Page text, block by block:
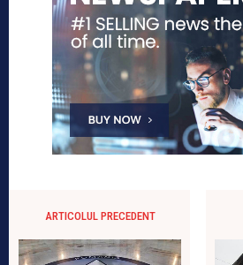
ARTICOLUL PRECEDENT